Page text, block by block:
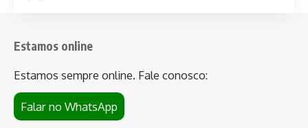
Estamos online
Estamos sempre online. Fale conosco:
Falar no WhatsApp